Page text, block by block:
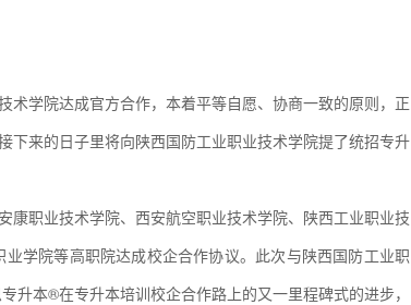
学院达成官方合作，本着平等自愿、协商一致的原则，正
来的日子里将向陕西国防工业职业技术学院提了统招专升
职业技术学院、西安航空职业技术学院、陕西工业职业技
学院等高职院达成校企合作协议。此次与陕西国防工业职
升本®在专升本培训校企合作路上的又一里程碑式的进步，